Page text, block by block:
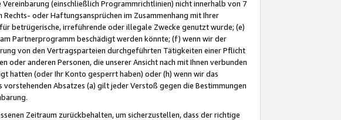
(einschließlich Programmrichtlinien) nicht innerhalb von 7
oder Haftungsansprüchen im Zusammenhang mit Ihrer
betrügerische, irreführende oder illegale Zwecke genutzt wurde; (e)
Partnerprogramm beschädigt werden könnte; (f) wenn wir der
von den Vertragsparteien durchgeführten Tätigkeiten einer Pflicht
anderen Personen, die unserer Ansicht nach mit Ihnen verbunden
hatten (oder Ihr Konto gesperrt haben) oder (h) wenn wir das
Absatzes (a) gilt jeder Verstoß gegen die Bestimmungen
Zeitraum zurückbehalten, um sicherzustellen, dass der richtige